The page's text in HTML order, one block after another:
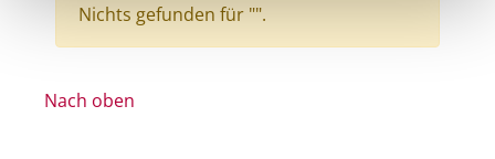
Nichts gefunden für "".
Nach oben